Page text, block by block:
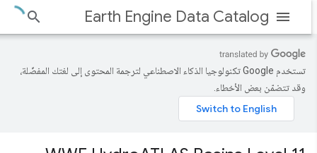
Earth Engine Data Catalog
تستخدم Google تكنولوجيا الذكاء الاصطناعي لترجمة المحتوى إلى لغتك المفضّلة،
وقد تتضمّن بعض الأخطاء.